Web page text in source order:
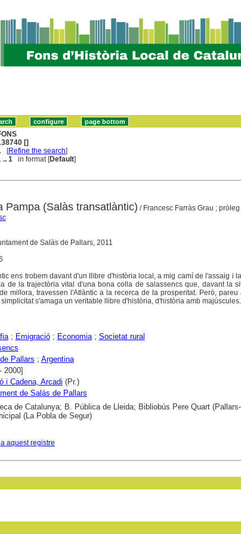
[]
[Refine the search]
.. 1 in format [Default]
Pampa (Salàs transatlàntic) / Francesc Farràs Grau ;
de Salàs de Pallars, 2011
ens trobem davant d'un llibre d'història local, a mig camí de l'assaig i
de la trajectòria vital d'una bona colla de salassencs que, davant la
millora, travessen l'Atlàntic a la recerca de la prosperitat. Però, pareu
s'amaga un veritable llibre d'història, d'història amb majúscules.
; Emigració; Economia; Societat rural
Pallars ; Argentina
2000]
i Cadena, Arcadi (Pr.)
de Salàs de Pallars
de Catalunya; B. Pública de Lleida; Bibliobús Pere Quart
(La Pobla de Segur)
aquest registre